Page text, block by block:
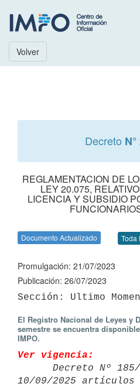
Volver
Decreto
REGLAMENTACION DE
LEY 20.075,
LICENCIA Y SUBSIDIO
Documento Actualizado Toda
Promulgación: 21/07/2023
Publicación: 26/07/2023
El Registro Nacional de Leyes y
semestre se encuentra
IMPO.
Ver vigencia:
10/09/2025 artículos